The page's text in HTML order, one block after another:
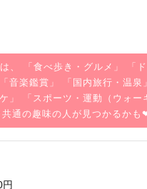
、 「 食べ歩き・グルメ 」 「
音楽鑑賞 」 「 国内旅行・温泉
」 「 スポーツ・運動（ウォー
通の趣味の人が見つかるかも
円